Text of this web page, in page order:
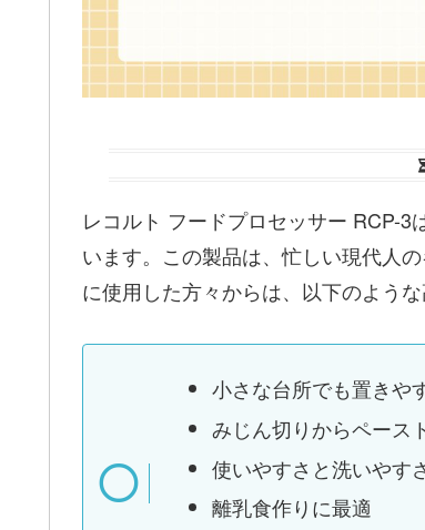
レコルト フードプロセッサー RCP-
います。この製品は、忙しい現代人
に使用した方々からは、以下のよう
小さな台所でも置きや
みじん切りからペース
使いやすさと洗いやす
離乳食作りに最適